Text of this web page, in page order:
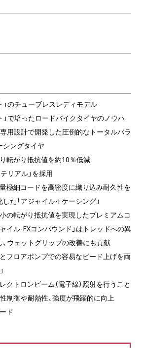
」のチューブレスレディモデル
」で培ったロードバイクタイヤのノウハ
用設計で開発した圧倒的なトータルバラ
シングタイヤ
り転がり抵抗値を約10％低減
リアル」を採用
極細コードを高密度に織り込み耐久性を
た「アジャイル-Fケーシング」
の転がり抵抗値を実現したプレミアムコ
イル-FXコンパウンド」はトレッドへの異
ウェットグリップの改善にも貢献
フロアポンプでの容易なビード上げを両
クトロンビーム（電子線）照射を行うこと
制御や耐熱性、強度が飛躍的に向上
ド